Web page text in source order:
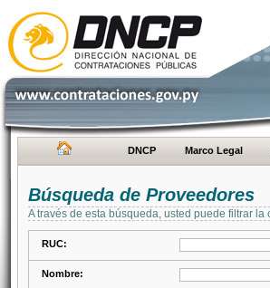
DNCP Marco Legal
Búsqueda de Proveedores
A través de esta búsqueda, usted puede filtrar
RUC:
Nombre: